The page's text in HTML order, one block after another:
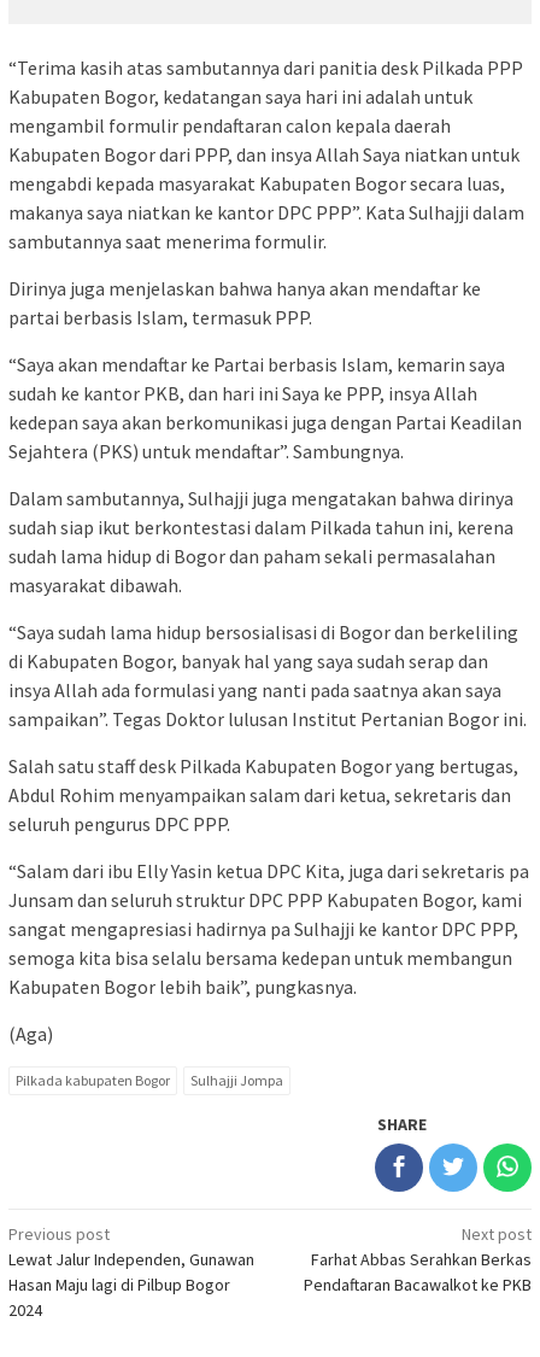
“Terima kasih atas sambutannya dari panitia desk Pilkada PPP
Kabupaten Bogor, kedatangan saya hari ini adalah untuk
mengambil formulir pendaftaran calon kepala daerah
Kabupaten Bogor dari PPP, dan insya Allah Saya niatkan untuk
mengabdi kepada masyarakat Kabupaten Bogor secara luas,
makanya saya niatkan ke kantor DPC PPP”. Kata Sulhajji dalam
sambutannya saat menerima formulir.
Dirinya juga menjelaskan bahwa hanya akan mendaftar ke
partai berbasis Islam, termasuk PPP.
“Saya akan mendaftar ke Partai berbasis Islam, kemarin saya
sudah ke kantor PKB, dan hari ini Saya ke PPP, insya Allah
kedepan saya akan berkomunikasi juga dengan Partai Keadilan
Sejahtera (PKS) untuk mendaftar”. Sambungnya.
Dalam sambutannya, Sulhajji juga mengatakan bahwa dirinya
sudah siap ikut berkontestasi dalam Pilkada tahun ini, kerena
sudah lama hidup di Bogor dan paham sekali permasalahan
masyarakat dibawah.
“Saya sudah lama hidup bersosialisasi di Bogor dan berkeliling
di Kabupaten Bogor, banyak hal yang saya sudah serap dan
insya Allah ada formulasi yang nanti pada saatnya akan saya
sampaikan”. Tegas Doktor lulusan Institut Pertanian Bogor ini.
Salah satu staff desk Pilkada Kabupaten Bogor yang bertugas,
Abdul Rohim menyampaikan salam dari ketua, sekretaris dan
seluruh pengurus DPC PPP.
“Salam dari ibu Elly Yasin ketua DPC Kita, juga dari sekretaris pa
Junsam dan seluruh struktur DPC PPP Kabupaten Bogor, kami
sangat mengapresiasi hadirnya pa Sulhajji ke kantor DPC PPP,
semoga kita bisa selalu bersama kedepan untuk membangun
Kabupaten Bogor lebih baik”, pungkasnya.
(Aga)
Pilkada kabupaten Bogor Sulhajji Jompa
SHARE
Post
navigation
Previous post
Lewat Jalur Independen, Gunawan
Hasan Maju lagi di Pilbup Bogor
2024
Next post
Farhat Abbas Serahkan Berkas
Pendaftaran Bacawalkot ke PKB